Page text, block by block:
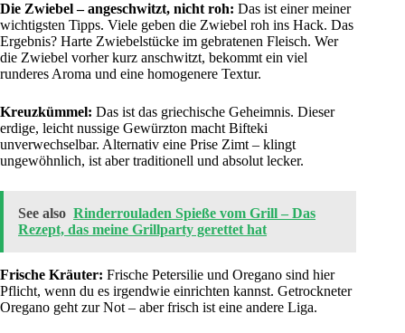
Die Zwiebel – angeschwitzt, nicht roh: Das ist einer meiner
wichtigsten Tipps. Viele geben die Zwiebel roh ins Hack. Das
Ergebnis? Harte Zwiebelstücke im gebratenen Fleisch. Wer
die Zwiebel vorher kurz anschwitzt, bekommt ein viel
runderes Aroma und eine homogenere Textur.
Kreuzkümmel: Das ist das griechische Geheimnis. Dieser
erdige, leicht nussige Gewürzton macht Bifteki
unverwechselbar. Alternativ eine Prise Zimt – klingt
ungewöhnlich, ist aber traditionell und absolut lecker.
See also Rinderrouladen Spieße vom Grill – Das
Rezept, das meine Grillparty gerettet hat
Frische Kräuter: Frische Petersilie und Oregano sind hier
Pflicht, wenn du es irgendwie einrichten kannst. Getrockneter
Oregano geht zur Not – aber frisch ist eine andere Liga.